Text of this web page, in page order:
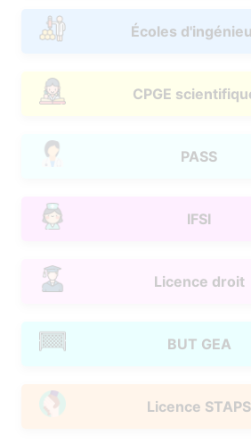
Écoles
CPGE
PASS
IFSI
Licence droit
BUT GEA
Licence STAPS